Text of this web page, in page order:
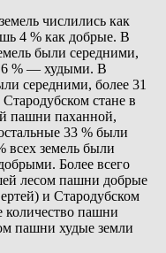
числились как
4 % как добрые. В
были середними,
6 % — худыми. В
середними, более 31
стане в
пашни паханной,
33 % были
всех земель были
Более всего
лесом пашни добрые
и Стародубском
количество пашни
пашни худые земли